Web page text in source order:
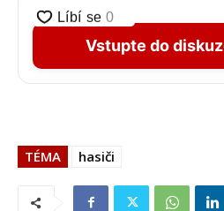
Vstupte do
TÉMA hasiči